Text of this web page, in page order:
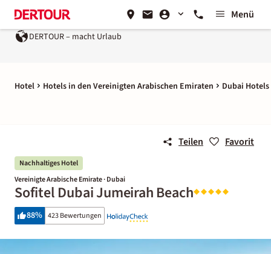
Menü
DERTOUR – macht Urlaub
Hotel Hotels in den Vereinigten Arabischen Emiraten Dubai Hotels
Teilen Favorit
Nachhaltiges Hotel
Vereinigte Arabische Emirate · Dubai
Sofitel Dubai Jumeirah Beach
88% 423 Bewertungen